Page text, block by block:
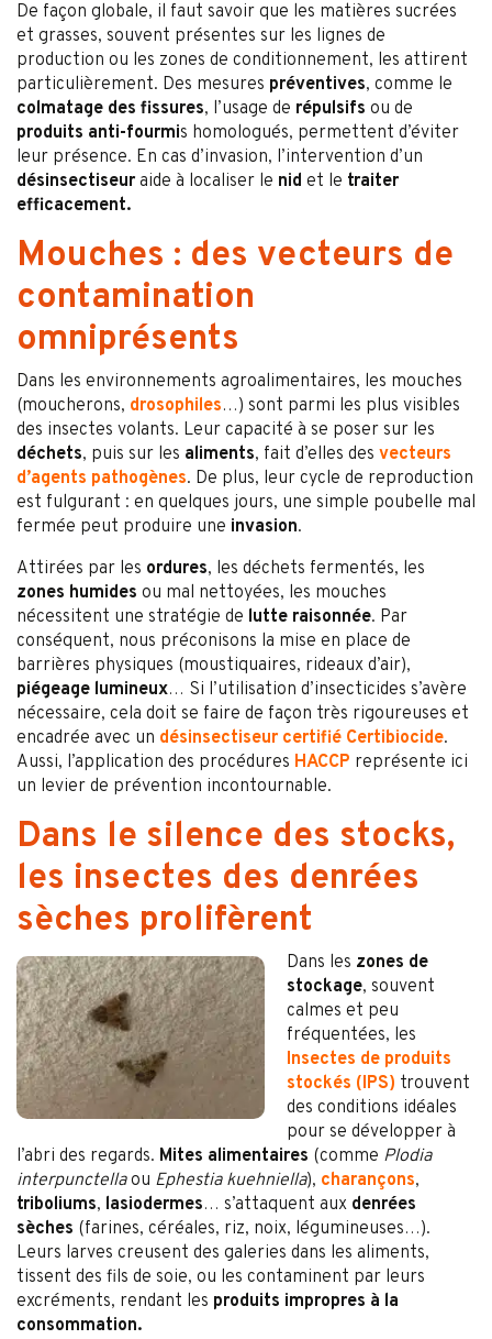
De façon globale, il faut savoir que les matières sucrées
et grasses, souvent présentes sur les lignes de
production ou les zones de conditionnement, les attirent
particulièrement. Des mesures préventives, comme le
colmatage des fissures, l’usage de répulsifs ou de
produits anti-fourmis homologués, permettent d’éviter
leur présence. En cas d’invasion, l’intervention d’un
désinsectiseur aide à localiser le nid et le traiter
efficacement.
Mouches : des vecteurs de
contamination
omniprésents
Dans les environnements agroalimentaires, les mouches
(moucherons, drosophiles…) sont parmi les plus visibles
des insectes volants. Leur capacité à se poser sur les
déchets, puis sur les aliments, fait d’elles des vecteurs
d’agents pathogènes. De plus, leur cycle de reproduction
est fulgurant : en quelques jours, une simple poubelle mal
fermée peut produire une invasion.
Attirées par les ordures, les déchets fermentés, les
zones humides ou mal nettoyées, les mouches
nécessitent une stratégie de lutte raisonnée. Par
conséquent, nous préconisons la mise en place de
barrières physiques (moustiquaires, rideaux d’air),
piégeage lumineux… Si l’utilisation d’insecticides s’avère
nécessaire, cela doit se faire de façon très rigoureuses et
encadrée avec un désinsectiseur certifié Certibiocide.
Aussi, l’application des procédures HACCP représente ici
un levier de prévention incontournable.
Dans le silence des stocks,
les insectes des denrées
sèches prolifèrent
Dans les zones de
stockage, souvent
calmes et peu
fréquentées, les
Insectes de produits
stockés (IPS) trouvent
des conditions idéales
pour se développer à
l’abri des regards. Mites alimentaires (comme Plodia
interpunctellaou Ephestia kuehniella), charançons,
triboliums, lasiodermes… s’attaquent aux denrées
sèches (farines, céréales, riz, noix, légumineuses…).
Leurs larves creusent des galeries dans les aliments,
tissent des fils de soie, ou les contaminent par leurs
excréments, rendant les produits impropres à la
consommation.